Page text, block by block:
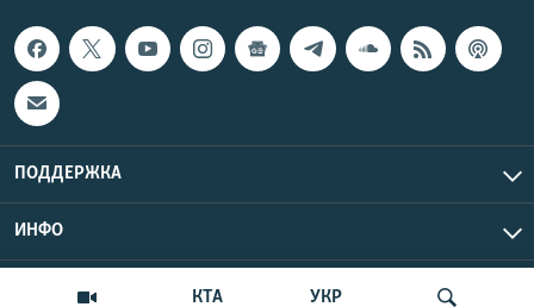
КТА УКР
ПОДДЕРЖКА
ИНФО
Copyright Крым.Реалии, 2026 | Все права защищены.
UTC+3